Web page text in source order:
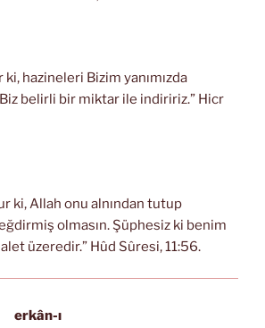
hazineleri Bizim yanımızda
belirli bir miktar ile indiririz.” Hicr
ki, Allah onu alnından tutup
olmasın. Şüphesiz ki benim
üzeredir.” Hûd Sûresi, 11:56.
erkân-ı